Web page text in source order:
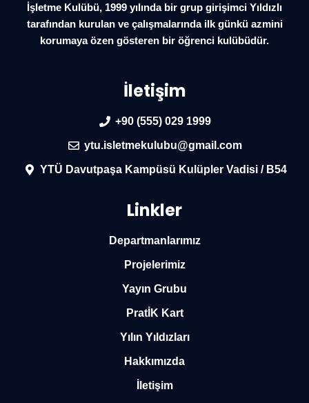
İşletme Kulübü, 1999 yılında bir grup girişimci Yıldızlı
tarafından kurulan ve çalışmalarında ilk günkü azmini
korumaya özen gösteren bir öğrenci kulübüdür.
İletişim
+90 (555) 029 1999
ytu.isletmekulubu@gmail.com
YTÜ Davutpaşa Kampüsü Kulüpler Vadisi / B54
Linkler
Departmanlarımız
Projelerimiz
Yayın Grubu
PratİK Kart
Yılın Yıldızları
Hakkımızda
İletişim